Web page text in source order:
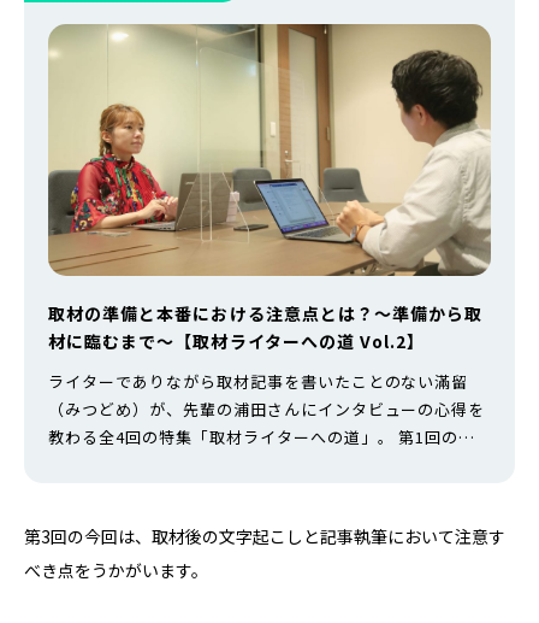
取材の準備と本番における注意点とは？〜準備から取
材に臨むまで〜【取材ライターへの道 Vol.2】
ライターでありながら取材記事を書いたことのない滿留
（みつどめ）が、先輩の浦田さんにインタビューの心得を
教わる全4回の特集「取材ライターへの道」。 第1回の前
第2回の今回は、取材の準備と本番の注意点を学んだうえ
で、いよいよ浦田さんへのインタビ…
第3回の今回は、取材後の文字起こしと記事執筆において注意す
べき点をうかがいます。